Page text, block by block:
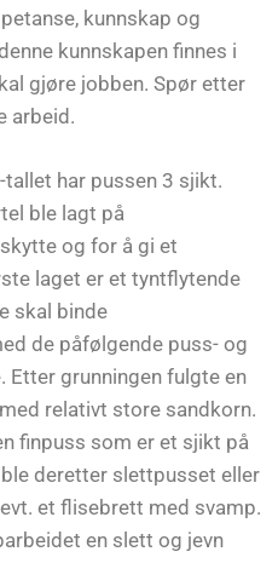
kunnskap og
kunnskapen finnes i
gjøre jobben. Spør etter
arbeid.
har pussen 3 sjikt.
ble lagt på
og for å gi et
laget er et tyntflytende
skal binde
de påfølgende puss- og
Etter grunningen fulgte en
relativt store sandkorn.
finpuss som er et sjikt på
deretter slettpusset eller
et flisebrett med svamp.
en slett og jevn